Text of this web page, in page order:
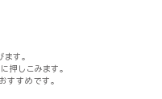
す。
押しこみます。
すすめです。